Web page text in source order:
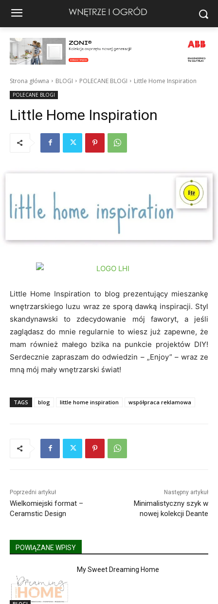
Strona główna BLOGI POLECANE BLOGI Little Home Inspiration
POLECANE BLOGI
Little Home Inspiration
Little Home Inspiration to blog prezentujący mieszankę
wnętrzarskiego luzu wraz ze sporą dawką inspiracji. Styl
skandynawski to zdecydowanie mój faworyt, a jeśli
zaglądasz do mnie regularnie to wiesz już zapewne, że
mam również małego bzika na punkcie projektów DIY!
Serdecznie zapraszam do odwiedzin – „Enjoy” – wraz ze
mną mój mały wnętrzarski świat!
TAGS blog little home inspiration współpraca reklamowa
Poprzedni artykuł
Wielkomiejski format –
Ceramstic Design
Następny artykuł
Minimalistyczny szyk w
nowej kolekcji Deante
POWIĄZANE WPISY
My Sweet Dreaming Home